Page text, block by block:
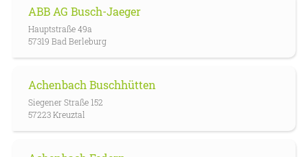
ABB AG Busch-Jaeger
Hauptstraße 49a
57319 Bad Berleburg
Achenbach Buschhütten
Siegener Straße 152
57223 Kreuztal